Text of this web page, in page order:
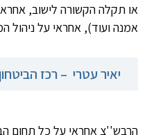
או תקלה הקשורה לישוב,
אמנה ועוד), אחראי על ניהול
יאיר עטרי – רכז הביטחון של
הרבש''צ אחראי על כל תחום